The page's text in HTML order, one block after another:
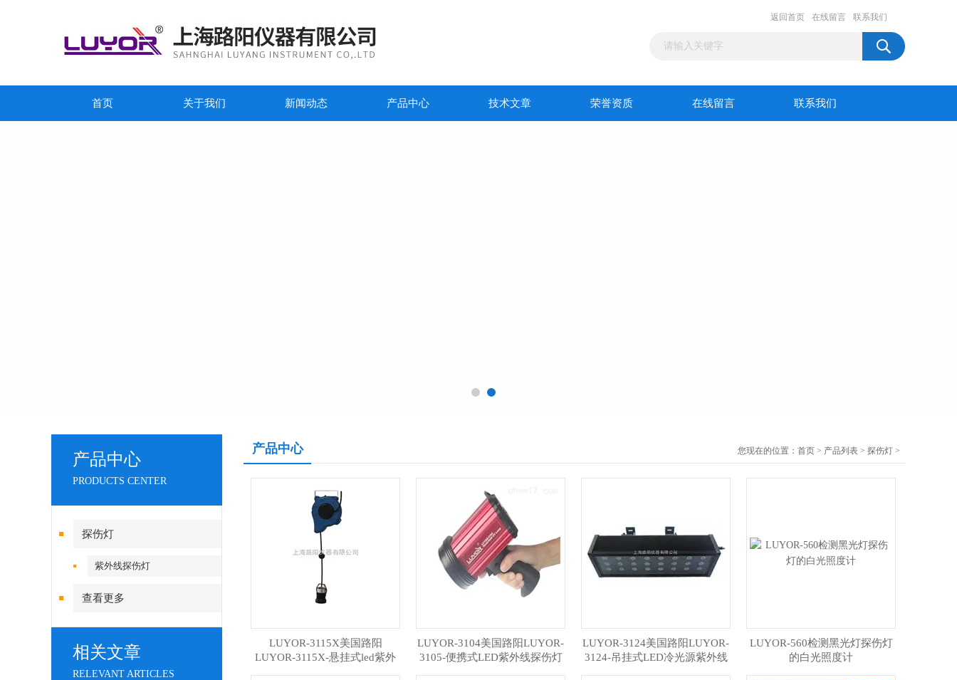
返回首页 在线留言 联系我们
首页 关于我们 新闻动态 产品中心 技术文章 荣誉资质 在线留言 联系我们
产品中心
PRODUCTS CENTER
探伤灯
紫外线探伤灯
查看更多
相关文章
RELEVANT ARTICLES
产品中心 您现在的位置： 首页 > 产品列表 > 探伤灯 >
LUYOR-3115X美国路阳
LUYOR-3115X-悬挂式led紫外
LUYOR-3104美国路阳LUYOR-
3105-便携式LED紫外线探伤灯
LUYOR-3124美国路阳LUYOR-
3124-吊挂式LED冷光源紫外线
LUYOR-560检测黑光灯探伤灯
的白光照度计